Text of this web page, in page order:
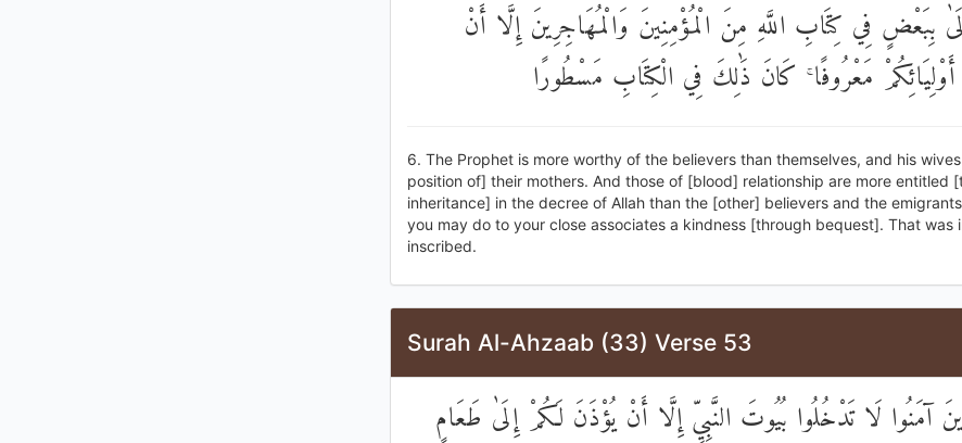
بِبَعْضٍ فِي كِتَابِ اللَّهِ مِنَ الْمُؤْمِنِينَ وَالْمُهَاجِرِينَ إِلَّا أَنْ
أَوْلِيَائِكُمْ مَعْرُوفًا ۚ كَانَ ذَٰلِكَ فِي الْكِتَابِ مَسْطُورًا
6. The Prophet is more worthy of the believers than themselves, and his
position of] their mothers. And those of [blood] relationship are more entitled
inheritance] in the decree of Allah than the [other] believers and the
you may do to your close associates a kindness [through bequest]. That was
inscribed.
Surah Al-Ahzaab (33) Verse 53
آمَنُوا لَا تَدْخُلُوا بُيُوتَ النَّبِيِّ إِلَّا أَنْ يُؤْذَنَ لَكُمْ إِلَىٰ طَعَامٍ